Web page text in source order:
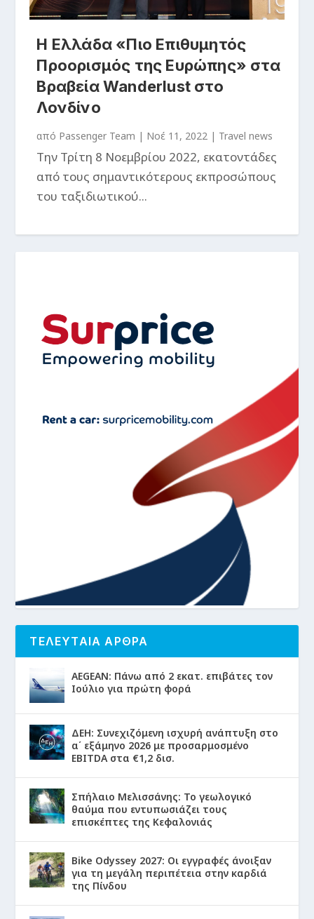
Η Ελλάδα «Πιο Επιθυμητός
Προορισμός της Ευρώπης» στα
Βραβεία Wanderlust στο
Λονδίνο
από Passenger Team | Νοέ 11, 2022 | Travel news
Την Τρίτη 8 Νοεμβρίου 2022, εκατοντάδες
από τους σημαντικότερους εκπροσώπους
του ταξιδιωτικού...
ΤΕΛΕΥΤΑΙΑ ΑΡΘΡΑ
AEGEAN: Πάνω από 2 εκατ. επιβάτες τον
Ιούλιο για πρώτη φορά
ΔΕΗ: Συνεχιζόμενη ισχυρή ανάπτυξη στο
α΄ εξάμηνο 2026 με προσαρμοσμένο
EBITDA στα €1,2 δισ.
Σπήλαιο Μελισσάνης: Το γεωλογικό
θαύμα που εντυπωσιάζει τους
επισκέπτες της Κεφαλονιάς
Bike Odyssey 2027: Οι εγγραφές άνοιξαν
για τη μεγάλη περιπέτεια στην καρδιά
της Πίνδου